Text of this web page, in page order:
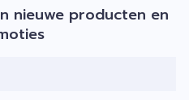
nieuwe producten en